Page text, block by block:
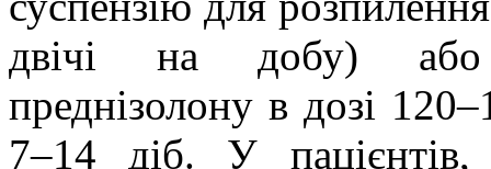
двічі на добу) або
преднізолону в дозі
7–14 діб. У пацієнтів,